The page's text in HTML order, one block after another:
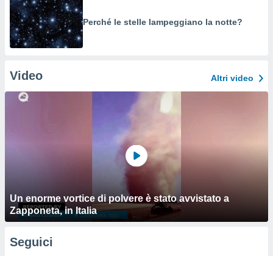
Perché le stelle lampeggiano la notte?
Video Altri video
Un enorme vortice di polvere è stato avvistato a
Zapponeta, in Italia
Seguici